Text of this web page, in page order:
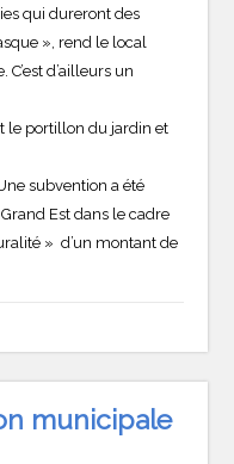
qui dureront des
», rend le local
d’ailleurs un
le portillon du jardin et
subvention a été
Est dans le cadre
» d’un montant de
municipale